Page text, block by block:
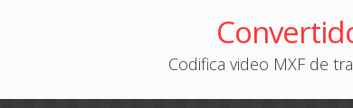
Codifica video MXF de